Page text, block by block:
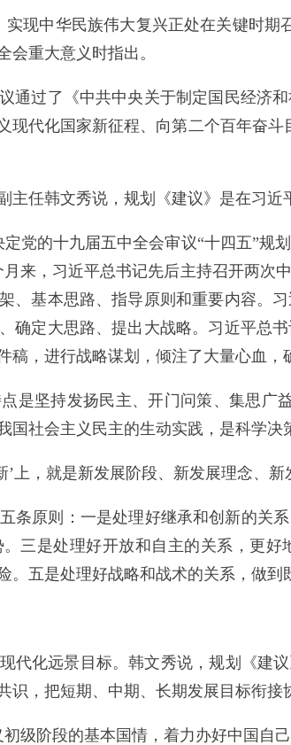
中华民族伟大复兴正处在关键时期
会重大意义时指出。
过了《中共中央关于制定国民经济和
现代化国家新征程、向第二个百年奋
任韩文秀说，规划《建议》是在习近
的十九届五中全会审议“十四五”规
来，习近平总书记先后主持召开两次
、基本思路、指导原则和重要内容。
确定大思路、提出大战略。习近平总
，进行战略谋划，倾注了大量心血，
坚持发扬民主、开门问策、集思广
国社会主义民主的生动实践，是科学决
，就是新发展阶段、新发展理念、新
原则：一是处理好继承和创新的关系
三是处理好开放和自主的关系，更
五是处理好战略和战术的关系，做到
化远景目标。韩文秀说，规划《建议
，把短期、中期、长期发展目标衔接
阶段的基本国情，着力办好中国自